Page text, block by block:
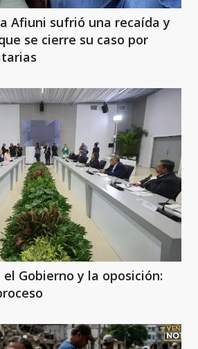
Afiuni sufrió una recaída y
se cierre su caso por
Gobierno y la oposición: